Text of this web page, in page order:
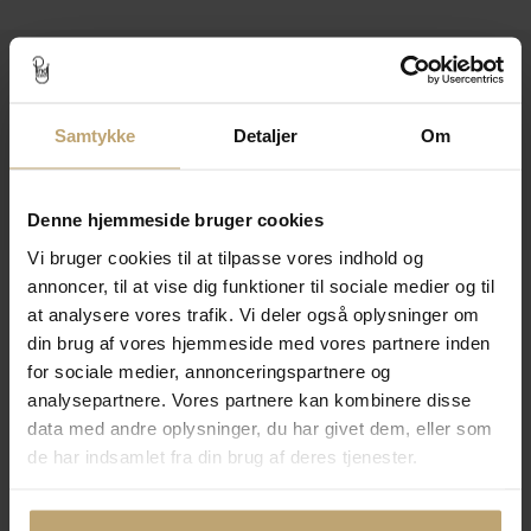
Samtykke Detaljer Om
Denne hjemmeside bruger cookies
Vi bruger cookies til at tilpasse vores indhold og
annoncer, til at vise dig funktioner til sociale medier og til
at analysere vores trafik. Vi deler også oplysninger om
din brug af vores hjemmeside med vores partnere inden
for sociale medier, annonceringspartnere og
analysepartnere. Vores partnere kan kombinere disse
data med andre oplysninger, du har givet dem, eller som
de har indsamlet fra din brug af deres tjenester.
Kontakt
Information
Praktiske Sider
Leveringsmuligheder
Betalingsmuligheder